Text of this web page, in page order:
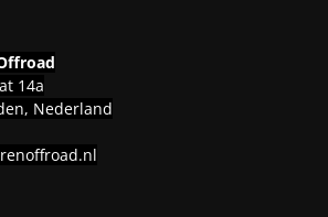
14a
Nederland